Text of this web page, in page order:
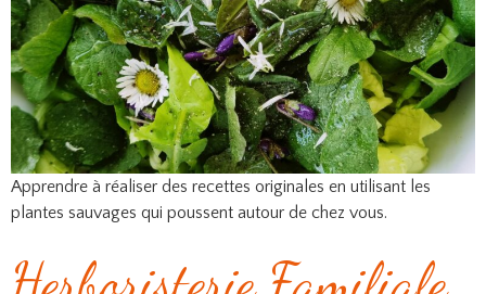
Apprendre à réaliser des recettes originales en utilisant les
plantes sauvages qui poussent autour de chez vous.